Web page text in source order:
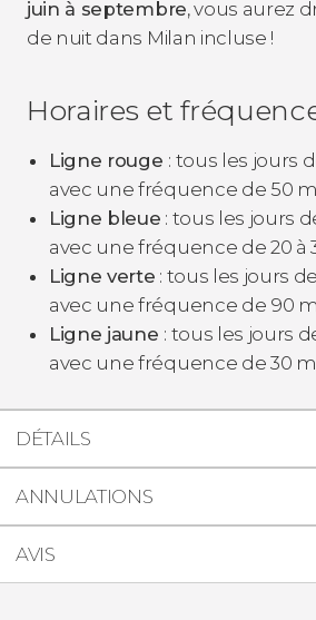
juin à septembre, vous aurez
de nuit dans Milan incluse !
Horaires et
Ligne rouge : tous les jours
avec une fréquence de 50
Ligne bleue : tous les jours
avec une fréquence de 20 à
Ligne verte : tous les jours de
avec une fréquence de 90
Ligne jaune : tous les jours
avec une fréquence de 30
DÉTAILS
ANNULATIONS
AVIS